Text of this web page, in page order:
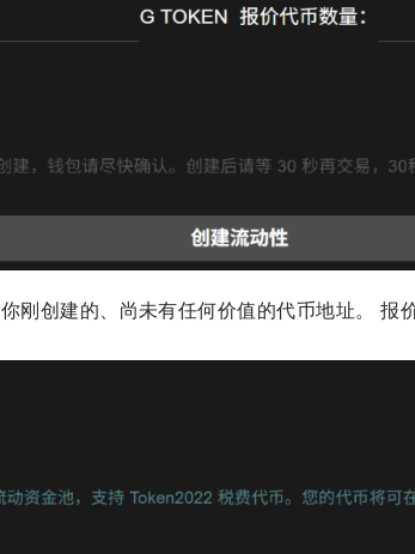
刚创建的、尚未有任何价值的代币地址。 报